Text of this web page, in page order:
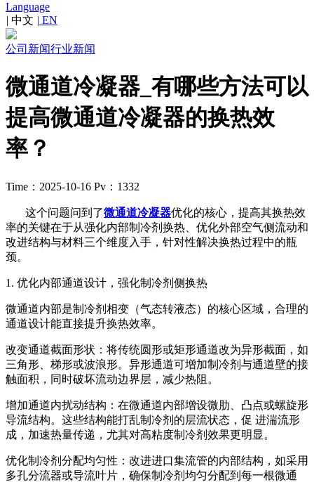
Language
| 中文 | EN
公司新闻行业新闻
微通道冷凝器_有哪些方法可以
提高微通道冷凝器的换热效
率？
Time：2025-10-16 Pv：1332
这个问题问到了微通道冷凝器优化的核心，提高其换热效
率的关键在于从强化内部制冷剂换热、优化外部空气侧流动和
改进结构与材料三个维度入手，针对性解决换热过程中的瓶
颈。
1. 优化内部通道设计，强化制冷剂侧换热
微通道内部是制冷剂相变（气态转液态）的核心区域，合理的
通道设计能直接提升换热效率。
改变通道截面形状：将传统圆形或矩形通道改为异形截面，如
三角形、梯形或波浪形。异形通道可增加制冷剂与通道壁的接
触面积，同时破坏流动边界层，减少热阻。
增加通道内扰动结构：在微通道内部增设微肋、凸点或螺旋形
导流结构。这些结构能打乱制冷剂的层流状态，促 进湍流形
成，加速热量传递，尤其对高粘度制冷剂效果更明显。
优化制冷剂分配均匀性：改进进口集流管的内部结构，如采用
多孔分流器或导流叶片，确保制冷剂均匀分配到每一根微通